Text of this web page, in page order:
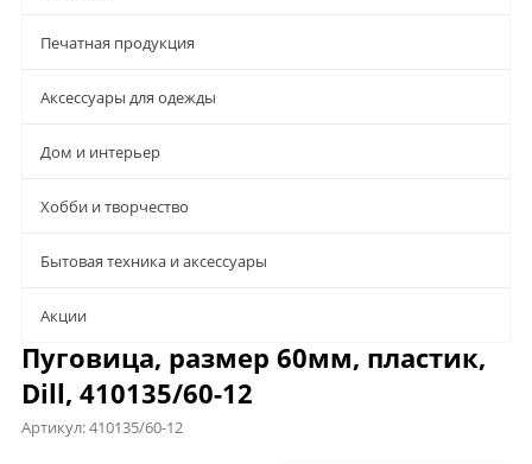
Печатная продукция
Аксессуары для одежды
Дом и интерьер
Хобби и творчество
Бытовая техника и аксессуары
Aкции
Пуговица, размер 60мм, пластик,
Dill, 410135/60-12
Артикул:410135/60-12